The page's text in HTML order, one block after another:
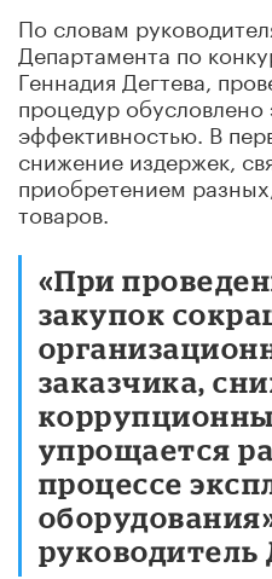
По словам
Департамента по
Геннадия Дегтева,
процедур
эффективностью. В
снижение издержек,
приобретением
товаров.
«При
закупок
заказчика,
упрощается
процессе